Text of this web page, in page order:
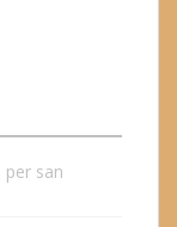
per san